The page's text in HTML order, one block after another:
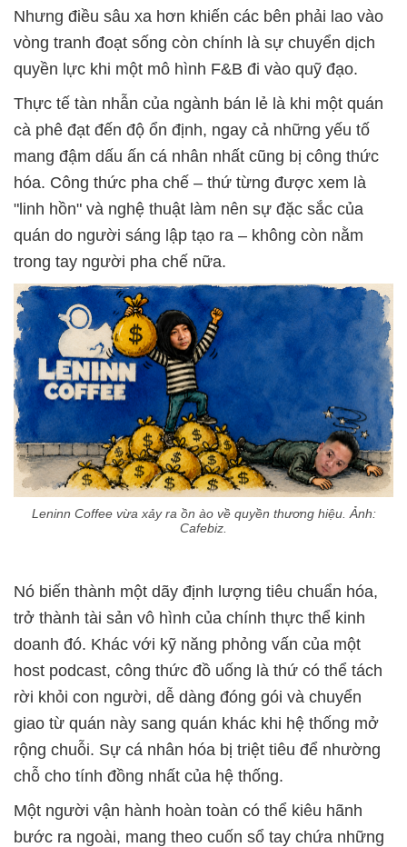
Nhưng điều sâu xa hơn khiến các bên phải lao vào
vòng tranh đoạt sống còn chính là sự chuyển dịch
quyền lực khi một mô hình F&B đi vào quỹ đạo.
Thực tế tàn nhẫn của ngành bán lẻ là khi một quán
cà phê đạt đến độ ổn định, ngay cả những yếu tố
mang đậm dấu ấn cá nhân nhất cũng bị công thức
hóa. Công thức pha chế – thứ từng được xem là
"linh hồn" và nghệ thuật làm nên sự đặc sắc của
quán do người sáng lập tạo ra – không còn nằm
trong tay người pha chế nữa.
Leninn Coffee vừa xảy ra ồn ào về quyền thương hiệu. Ảnh:
Cafebiz.
Nó biến thành một dãy định lượng tiêu chuẩn hóa,
trở thành tài sản vô hình của chính thực thể kinh
doanh đó. Khác với kỹ năng phỏng vấn của một
host podcast, công thức đồ uống là thứ có thể tách
rời khỏi con người, dễ dàng đóng gói và chuyển
giao từ quán này sang quán khác khi hệ thống mở
rộng chuỗi. Sự cá nhân hóa bị triệt tiêu để nhường
chỗ cho tính đồng nhất của hệ thống.
Một người vận hành hoàn toàn có thể kiêu hãnh
bước ra ngoài, mang theo cuốn sổ tay chứa những